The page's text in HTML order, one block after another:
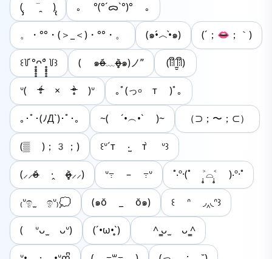
(̨̡ ¨̯ )̧̢ ｡ °(°´ᯅ`°)° ｡
。・°°・(＞_＜)・°°・。 (๑•́︿•̀๑) (´；👄；｀)
꒰꒦ ́°̥̥̥̥̥̥̥̥ᴖ°̥̥̥̥̥̥̥̥ ̀꒦꒱ ( ๑o̴̶̷᷄﹏o̴̶̷̥᷅๑)ノ” (ꈨຶ˙̫̮ꈨຶ)
ᐡ( ᵒ̴̶̷̥́ × ᵒ̴̶̷̣̥̀ )‬ᐡ ｡ﾟ(‪‪‪っ৹ т )ﾟ｡
｡･ﾟ･(ﾉД`)･ﾟ･｡ ~( ´•︵•` )~ （⊃；〜；⊂）
(▒ )；3；) ꒰ᐡ´т ‧̫ т ̀ ᐡ꒱
(⸝⸝o̴̶̷᷄ ·̭ o̴̶̷̥᷅⸝⸝) ᐡ߹ – ߹ᐡ ˚‧º·(˚ ˃̣̣̥⌓˂̣̣̥ )‧º·˚
₍ᐡඉ ̫ ඉᐡ₎💭 (๑ŏ _ ŏ๑) ꒰ ᐢ ◞‸◟ᐢ꒱
( ᐡᴗ ̫ ᴗᐡ) (´•ω•̥`) ‪ ^ ̳ᴗ ̫ ᴗ ̳^